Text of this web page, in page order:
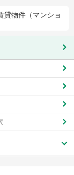
貸物件（マンショ